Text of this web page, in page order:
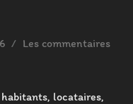
Les commentaires
locataires,